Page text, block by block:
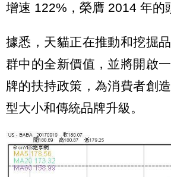
增速 122%，榮膺 2014 年的
據悉，天貓正在推動和挖掘
群中的全新價值，並將開啟
牌的扶持政策，為消費者創
型大小和傳統品牌升級。